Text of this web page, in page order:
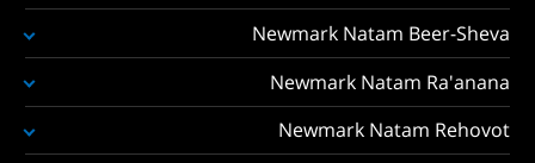
Newmark Natam Beer-Sheva
Newmark Natam Ra'anana
Newmark Natam Rehovot